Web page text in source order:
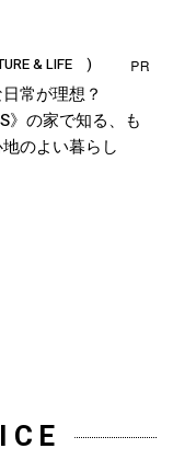
& LIFE )
常が理想？
》の家で知る、も
のよい暮らし